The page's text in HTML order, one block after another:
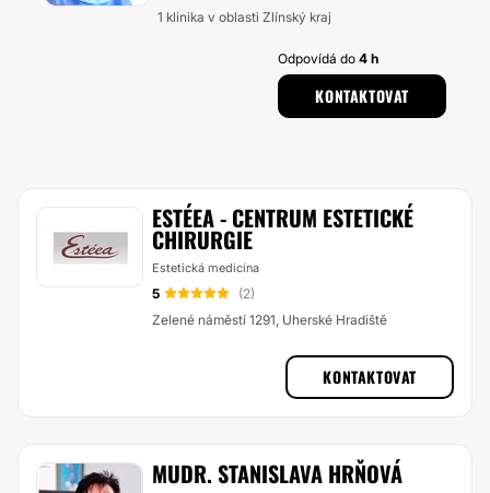
1 klinika v oblasti Zlínský kraj
Odpovídá do4 h
KONTAKTOVAT
ESTÉEA - CENTRUM ESTETICKÉ
CHIRURGIE
Estetická medicína
5
(2)
Zelené náměstí 1291, Uherské Hradiště
KONTAKTOVAT
MUDR. STANISLAVA HRŇOVÁ